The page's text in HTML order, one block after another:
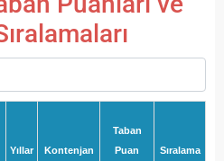
Yıllar Kontenjan
Taban
Puan
Sıralama